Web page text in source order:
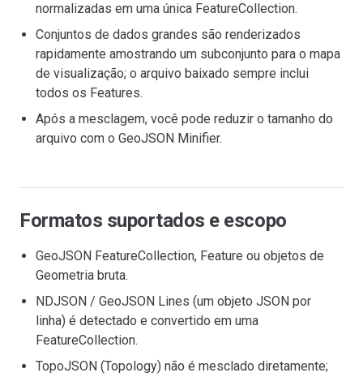
normalizadas em uma única FeatureCollection.
Conjuntos de dados grandes são renderizados
rapidamente amostrando um subconjunto para o mapa
de visualização; o arquivo baixado sempre inclui
todos os Features.
Após a mesclagem, você pode reduzir o tamanho do
arquivo com o GeoJSON Minifier.
Formatos suportados e escopo
GeoJSON FeatureCollection, Feature ou objetos de
Geometria bruta.
NDJSON / GeoJSON Lines (um objeto JSON por
linha) é detectado e convertido em uma
FeatureCollection.
TopoJSON (Topology) não é mesclado diretamente;